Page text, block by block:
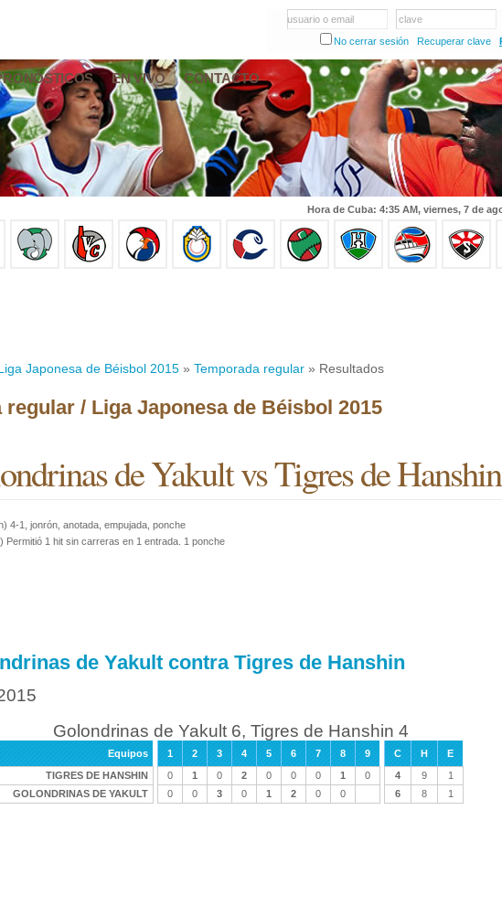
usuario o email
clave
No cerrar sesión
Recuperar clave
EN VIVO CONTACTO
Hora de Cuba: 4:35 AM, viernes, 7 de
Japonesa de Béisbol 2015 » Temporada regular » Resultados
regular / Liga Japonesa de Béisbol 2015
de Yakult vs Tigres de Hanshin
4-1, jonrón, anotada, empujada, ponche
Permitió 1 hit sin carreras en 1 entrada. 1 ponche
de Yakult contra Tigres de Hanshin
Golondrinas de Yakult 6, Tigres de Hanshin 4
Equipos 1 2 3 4 5 6 7 8 9 C H
E
TIGRES DE HANSHIN
0 1 0 2 0 0 0 1 0 4 9
1
GOLONDRINAS DE YAKULT
0 0 3 0 1 2 0 0 6 8 1